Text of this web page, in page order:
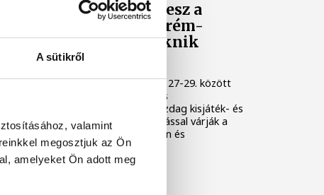
A sütikről
valamint
megosztjuk az Ön
amelyeket Ön adott meg
Osvárt Andrea lesz a
megújult Veszprém-
Balaton Filmpiknik
házigazdája
A Filmpikniken augusztus 27-29. között
csaknem hatvan játék- és
dokumentumfilmmel, gazdag kisjáték- és
animációs filmes válogatással várják a
közönséget Veszprémben és
Balatonfüreden.